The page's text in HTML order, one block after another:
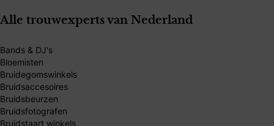
Alle trouwexperts van Nederland
Bands & DJ's
Bloemisten
Bruidegomswinkels
Bruidsaccesoires
Bruidsbeurzen
Bruidsfotografen
Bruidstaart winkels